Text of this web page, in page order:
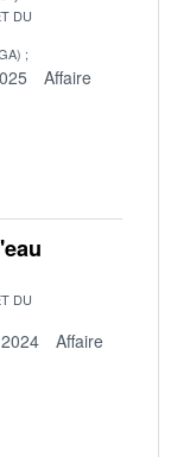
DU
Affaire
DU
Affaire